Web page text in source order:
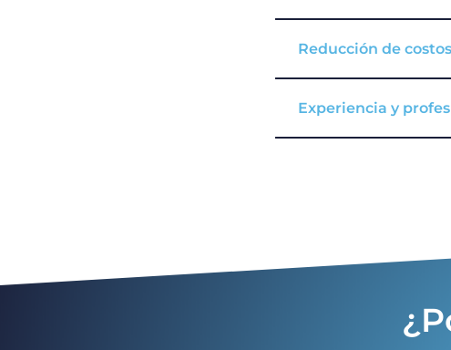
Reducción de costos
Experiencia y